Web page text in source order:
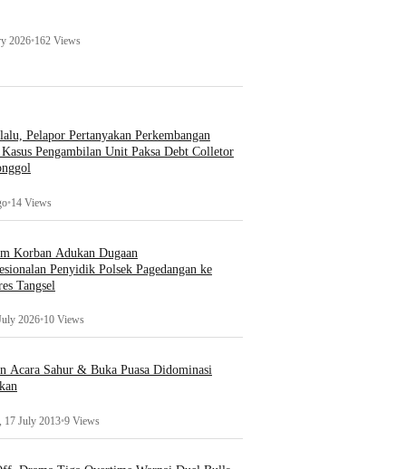
2026•162 Views
Pelapor Pertanyakan Perkembangan
Kasus Pengambilan Unit Paksa Debt Colletor
•14 Views
Korban Adukan Dugaan
Penyidik Polsek Pagedangan ke
Tangsel
2026•10 Views
Acara Sahur & Buka Puasa Didominasi
17 July 2013•9 Views